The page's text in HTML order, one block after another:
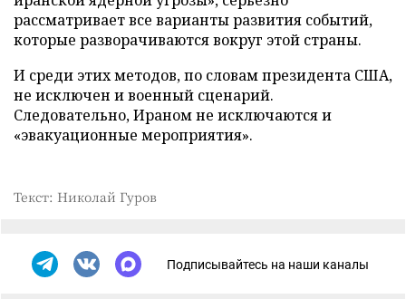
рассматривает все варианты развития событий,
которые разворачиваются вокруг этой страны.
И среди этих методов, по словам президента США,
не исключен и военный сценарий.
Следовательно, Ираном не исключаются и
«эвакуационные мероприятия».
Текст: Николай Гуров
Подписывайтесь на наши каналы